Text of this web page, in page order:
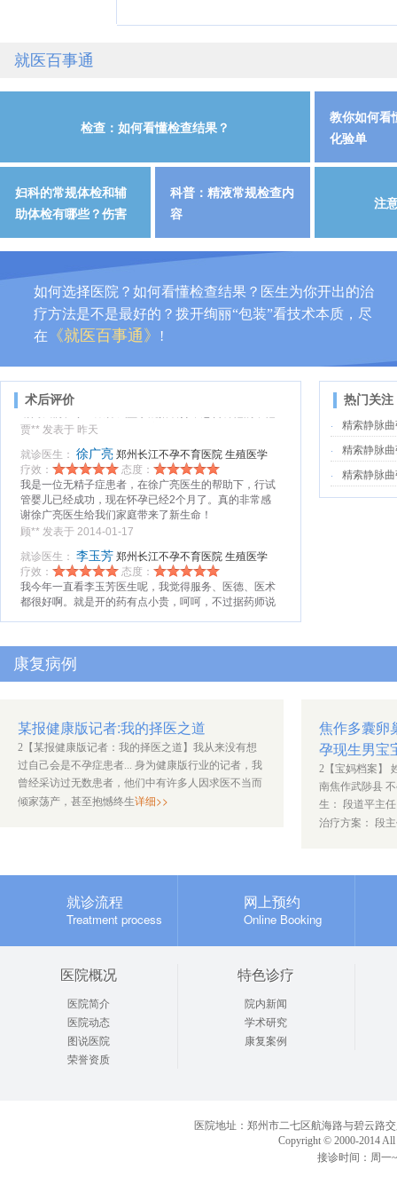
就医百事通
检查：如何看懂检查结果？
教你如何看
化验单
妇科的常规体检和辅
助体检有哪些？伤害
科普：精液常规检查内
容
注
如何选择医院？如何看懂检查结果？医生为你开出的治
疗方法是不是最好的？拨开绚丽“包装”看技术本质，尽
在
《就医百事通》 !
术后评价
就诊医生： 张宝兴 郑州长江不孕不育医院
我老公开的打针的药物；您给我们开了三个月的药物；
请问我们在家里跟什么盐水混搭着打；您告诉他的；他
现在怕搞错啦；请您再说一遍；谢谢您了王光平教授；
因为我们在绵阳所以离您们那很远；请见谅；麻烦教授
您啦；
贾** 发表于 昨天
就诊医生：
徐广亮 郑州长江不孕不育医院 生殖医学
科
疗效：
态度：
我是一位无精子症患者，在徐广亮医生的帮助下，行试
管婴儿已经成功，现在怀孕已经2个月了。真的非常感
谢徐广亮医生给我们家庭带来了新生命！
顾** 发表于 2014-01-17
就诊医生：
李玉芳 郑州长江不孕不育医院 生殖医学
科
疗效：
态度：
我今年一直看李玉芳医生呢，我觉得服务、医德、医术
都很好啊。就是开的药有点小贵，呵呵，不过据药师说
都是好药，贵药肯定是有贵药的疗效，而且我也确实吃
的见疗效了。
张影兰郑州长江不孕不育医院生殖医学
科
疗效：
张影兰人很好！很慈悲为怀的一位医生。一般初次见面
的所谓专家。
吴** 发表于 2014-01-13
就诊医生： 勾廷祥 郑州长江不孕不育医院生殖医学
科
疗效：
态度：
我找勾廷祥医生是咨询遗传的问题的，感觉何医生很耐
心、很细心，能够了解我们的感受，能够给予忠实的建
科
从来没有一个医生给我系统的建议，后来遇到李玉芳医
生，江医生针对我的情况给了我一些建议，我相信，在
字珠玑的样子！都是我问一句，关菁医生答一句的。现
在还在治疗中，我对关菁医生和我自己都有信心，希望
能尽快治好，生一个健康可爱的宝宝。
许** 发表于 2014-01-05
就诊医生： 郭淑丽
热门关注
. 精索静脉
. 精索静脉
. 精索静脉
康复病例
某报健康版记者:我的择医之道
2【某报健康版记者：我的择医之道】我从来没有想
过自己会是不孕症患者... 身为健康版行业的记者，我
曾经采访过无数患者，他们中有许多人因求医不当而
倾家荡产，甚至抱憾终生详细>>
焦作多囊卵
孕现生男宝
2【宝妈档案】
南焦作武陟县
生： 段道平主
治疗方案： 段
就诊流程
Treatment process
网上预约
Online Booking
医院概况
医院简介
医院动态
图说医院
荣誉资质
特色诊疗
院内新闻
学术研究
康复案例
医院地址：郑州市二七区航海路与碧云路
Copyright © 2000-2014
接诊时间：周一